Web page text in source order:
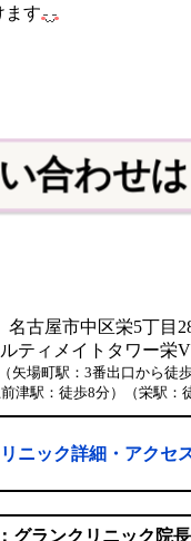
ます
合わせ
名古屋市中区栄5丁目
ティメイトタワー栄
（矢場町駅：3番出口から徒歩
前津駅：徒歩8分）（栄駅：
ニック詳細・アクセ
グランクリニック院